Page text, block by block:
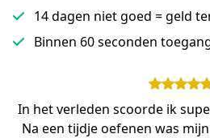
14 dagen niet goed = geld
Binnen 60 seconden
In het verleden scoorde ik
Na een tijdje oefenen was